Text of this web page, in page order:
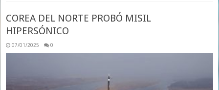
COREA DEL NORTE PROBÓ MISIL
HIPERSÓNICO
07/01/2025 0